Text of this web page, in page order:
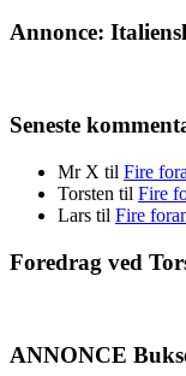
Annonce:
Seneste
Mr X til Fire
Torsten til Fire
Lars til Fire
Foredrag ved
ANNONCE